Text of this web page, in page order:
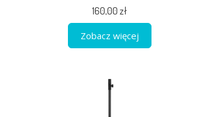
160,00 zł
Zobacz więcej